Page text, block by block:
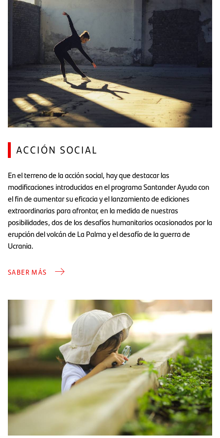
ACCIÓN SOCIAL
En el terreno de la acción social, hay que destacar las
modificaciones introducidas en el programa Santander Ayuda con
el fin de aumentar su eficacia y el lanzamiento de ediciones
extraordinarias para afrontar, en la medida de nuestras
posibilidades, dos de los desafíos humanitarios ocasionados por la
erupción del volcán de La Palma y el desafío de la guerra de
Ucrania.
SABER MÁS